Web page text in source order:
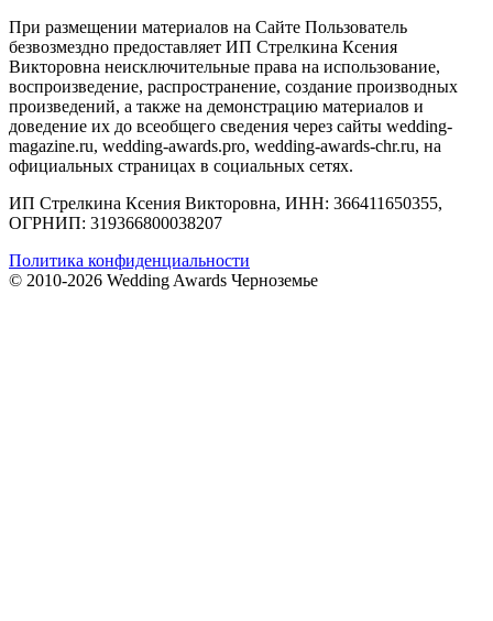
При размещении материалов на Сайте Пользователь
безвозмездно предоставляет ИП Стрелкина Ксения
Викторовна неисключительные права на использование,
воспроизведение, распространение, создание производных
произведений, а также на демонстрацию материалов и
доведение их до всеобщего сведения через сайты wedding-
magazine.ru, wedding-awards.pro, wedding-awards-chr.ru, на
официальных страницах в социальных сетях.
ИП Стрелкина Ксения Викторовна, ИНН: 366411650355,
ОГРНИП: 319366800038207
Политика конфиденциальности
© 2010-2026 Wedding Awards Черноземье